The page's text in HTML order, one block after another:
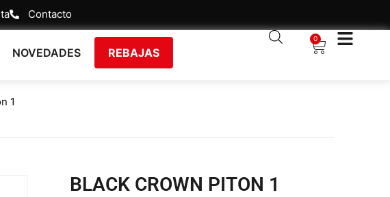
Contacto
NOVEDADES REBAJAS
0
1
BLACK CROWN PITON 1